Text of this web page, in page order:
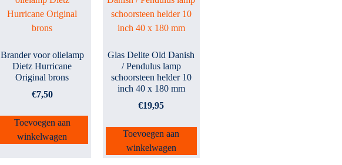
Brander voor olielamp
Dietz Hurricane
Original brons
€7,50
Toevoegen aan
winkelwagen
Glas Delite Old Danish
/ Pendulus lamp
schoorsteen helder 10
inch 40 x 180 mm
€19,95
Toevoegen aan
winkelwagen